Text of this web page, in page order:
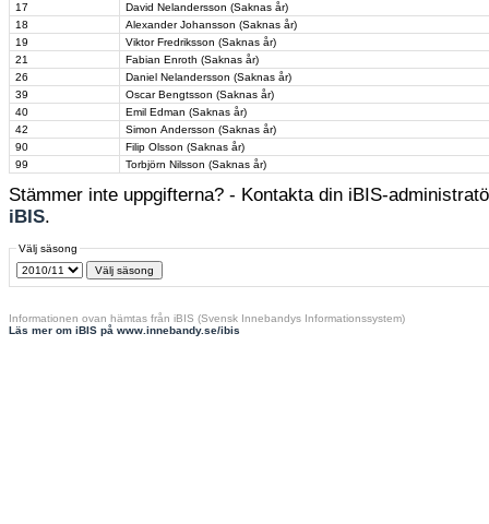
17
David Nelandersson (Saknas år)
18
Alexander Johansson (Saknas år)
19
Viktor Fredriksson (Saknas år)
21
Fabian Enroth (Saknas år)
26
Daniel Nelandersson (Saknas år)
39
Oscar Bengtsson (Saknas år)
40
Emil Edman (Saknas år)
42
Simon Andersson (Saknas år)
90
Filip Olsson (Saknas år)
99
Torbjörn Nilsson (Saknas år)
Stämmer inte uppgifterna? - Kontakta din iBIS-
iBIS.
Välj säsong
Informationen ovan hämtas från iBIS (Svensk Innebandys Informationssystem)
Läs mer om iBIS på www.innebandy.se/ibis